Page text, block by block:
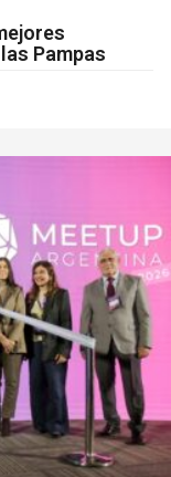
Pampas